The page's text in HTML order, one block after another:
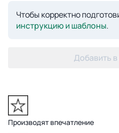
Чтобы корректно
инструкцию и шаблоны.
Добавить
Производят впечатление